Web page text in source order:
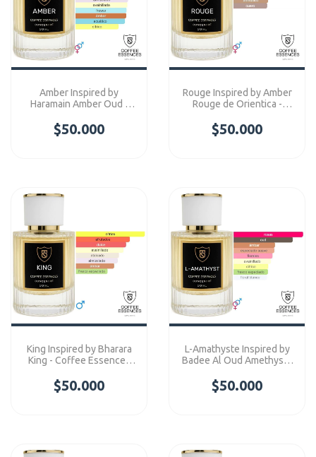
Amber Inspired by
Haramain Amber Oud -
Concentre
$50.000
Rouge Inspired by Amber
Rouge de Orientica -
Concentre
$50.000
King Inspired by Bharara
King - Coffee Essences
$50.000
L-Amathyste Inspired by
Badee Al Oud Amethyst -
Concentre
$50.000